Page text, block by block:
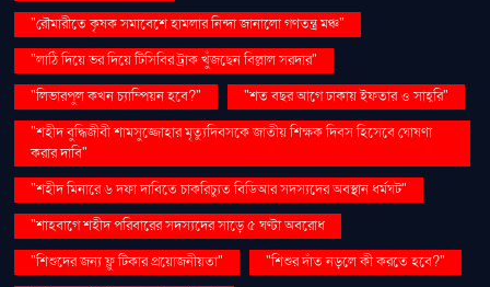
"রৌমারীতে কৃষক সমাবেশে হামলার নিন্দা জানালো গণতন্ত্র মঞ্চ"
"লাঠি দিয়ে ভর দিয়ে টিসিবির ট্রাক খুঁজছেন বিল্লাল সরদার"
"লিভারপুল কখন চ্যাম্পিয়ন হবে?"
"শত বছর আগে ঢাকায় ইফতার ও সাহ্‌রি"
"শহীদ বুদ্ধিজীবী শামসুজ্জোহার মৃত্যুদিবসকে জাতীয় শিক্ষক দিবস হিসেবে ঘোষণা
করার দাবি"
"শহীদ মিনারে ৬ দফা দাবিতে চাকরিচ্যুত বিডিআর সদস্যদের অবস্থান ধর্মঘট"
"শাহবাগে শহীদ পরিবারের সদস্যদের সাড়ে ৫ ঘণ্টা অবরোধ
"শিশুদের জন্য ফ্লু টিকার প্রয়োজনীয়তা"
"শিশুর দাঁত নড়লে কী করতে হবে?"